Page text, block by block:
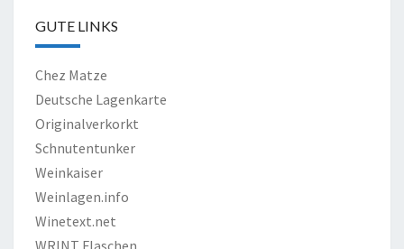
GUTE LINKS
Chez Matze
Deutsche Lagenkarte
Originalverkorkt
Schnutentunker
Weinkaiser
Weinlagen.info
Winetext.net